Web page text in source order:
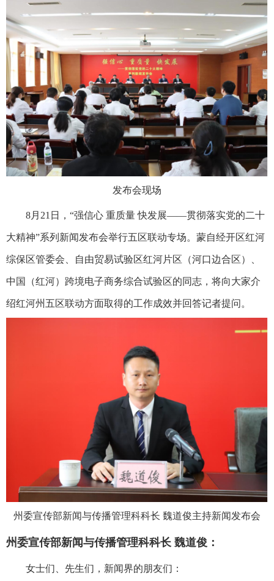
发布会现场
8月21日，“强信心 重质量 快发展——贯彻落实党的二十
大精神”系列新闻发布会举行五区联动专场。蒙自经开区红河
综保区管委会、自由贸易试验区红河片区（河口边合区）、
中国（红河）跨境电子商务综合试验区的同志，将向大家介
绍红河州五区联动方面取得的工作成效并回答记者提问。
州委宣传部新闻与传播管理科科长 魏道俊主持新闻发布会
州委宣传部新闻与传播管理科科长 魏道俊：
女士们、先生们，新闻界的朋友们：